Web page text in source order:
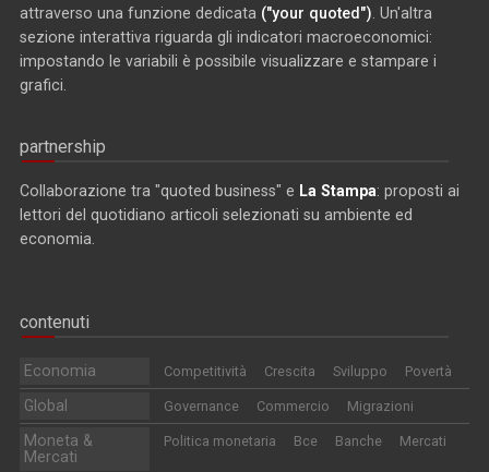
attraverso una funzione dedicata ("your quoted"). Un'altra
sezione interattiva riguarda gli indicatori macroeconomici:
impostando le variabili è possibile visualizzare e stampare i
grafici.
partnership
Collaborazione tra "quoted business" e La Stampa: proposti ai
lettori del quotidiano articoli selezionati su ambiente ed
economia.
contenuti
Economia Competitività Crescita Sviluppo Povertà
Global Governance Commercio Migrazioni
Moneta &
Mercati
Politica monetaria Bce Banche Mercati